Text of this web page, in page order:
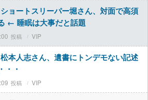
ショートスリーパー堀さん、対面で高須
← 睡眠は大事だと話題
VIP
松本人志さん、遺書にトンデモない記述
・・
VIP